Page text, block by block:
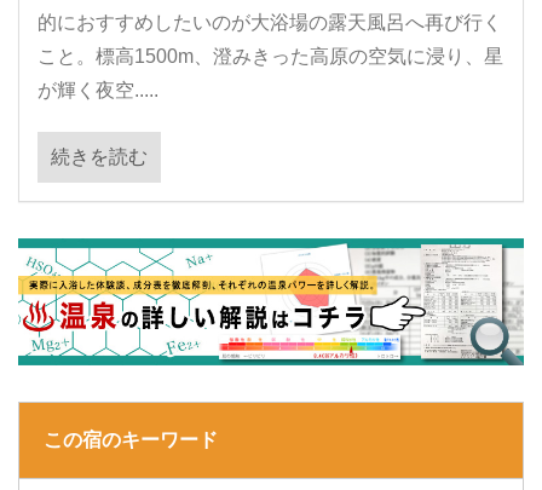
的におすすめしたいのが大浴場の露天風呂へ再び行く
こと。標高1500m、澄みきった高原の空気に浸り、星
が輝く夜空.....
続きを読む
この宿のキーワード